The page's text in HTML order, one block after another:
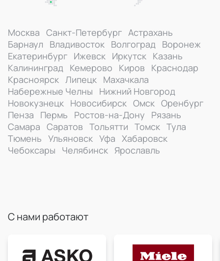
Москва Санкт-Петербург Астрахань
Барнаул
Владивосток Волгоград Воронеж
Екатеринбург Ижевск Иркутск Казань
Калининград Кемерово Киров
Краснодар
Красноярск Липецк Махачкала
Набережные Челны
Нижний Новгород
Новокузнецк Новосибирск Омск Оренбург
Пенза
Пермь Ростов-на-Дону
Рязань
Самара Саратов Тольятти Томск Тула
Тюмень Ульяновск Уфа Хабаровск
Чебоксары
Челябинск Ярославль
С нами работают